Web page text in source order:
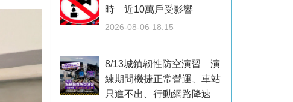
時 近10萬戶受影響
2026-08-06 18:15
8/13城鎮韌性防空演習 演
練期間機捷正常營運、車站
只進不出、行動網路降速